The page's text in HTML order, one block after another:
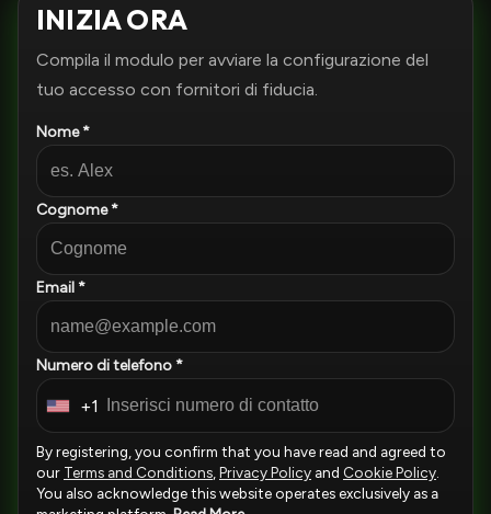
INIZIA ORA
Compila il modulo per avviare la configurazione del
tuo accesso con fornitori di fiducia.
Nome *
Cognome *
Email *
Numero di telefono *
U
i
t
+1
By registering, you confirm that you have read and agreed to
our Terms and Conditions Privacy Policy and Cookie Policy
You also acknowledge this website operates exclusively as a